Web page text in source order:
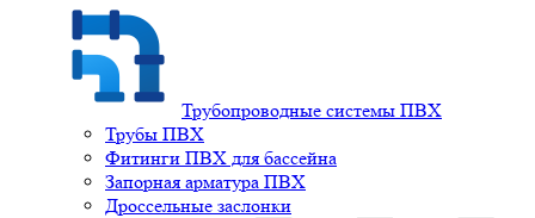
Трубопроводные системы ПВХ
Трубы ПВХ
Фитинги ПВХ для бассейна
Запорная арматура ПВХ
Дроссельные заслонки